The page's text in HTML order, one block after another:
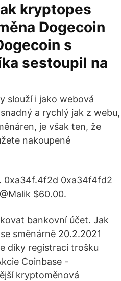
kryptopes
Dogecoin
s
sestoupil na
slouží i jako webová
a rychlý jak z webu,
je však ten, že
nakoupené
0xa34f.4f2d 0xa34f4fd2
$60.00.
bankovní účet. Jak
směnárně 20.2.2021
díky registraci trošku
Coinbase -
kryptoměnová